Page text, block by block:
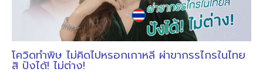
โควิดทำพิษ ไม่คิดไปหรอกเกาหลี ผ่าขากรรไกรในไทย
สิ ปังได้! ไม่ต่าง!